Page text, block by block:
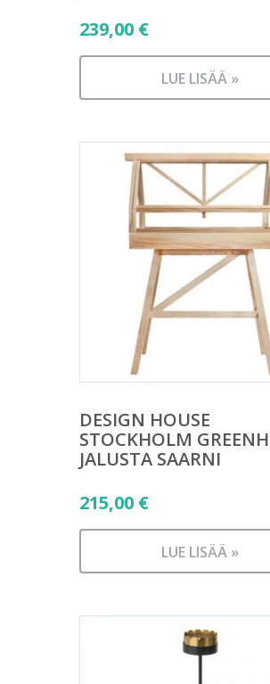
239,00 €
LUE LISÄÄ »
DESIGN HOUSE
STOCKHOLM
JALUSTA SAARNI
215,00 €
LUE LISÄÄ »